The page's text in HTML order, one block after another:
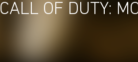
CALL OF DUTY: